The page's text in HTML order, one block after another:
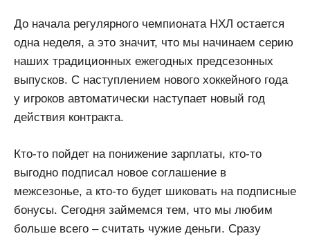
До начала регулярного чемпионата НХЛ остается
одна неделя, а это значит, что мы начинаем серию
наших традиционных ежегодных предсезонных
выпусков. С наступлением нового хоккейного года
у игроков автоматически наступает новый год
действия контракта.
Кто-то пойдет на понижение зарплаты, кто-то
выгодно подписал новое соглашение в
межсезонье, а кто-то будет шиковать на подписные
бонусы. Сегодня займемся тем, что мы любим
больше всего – считать чужие деньги. Сразу